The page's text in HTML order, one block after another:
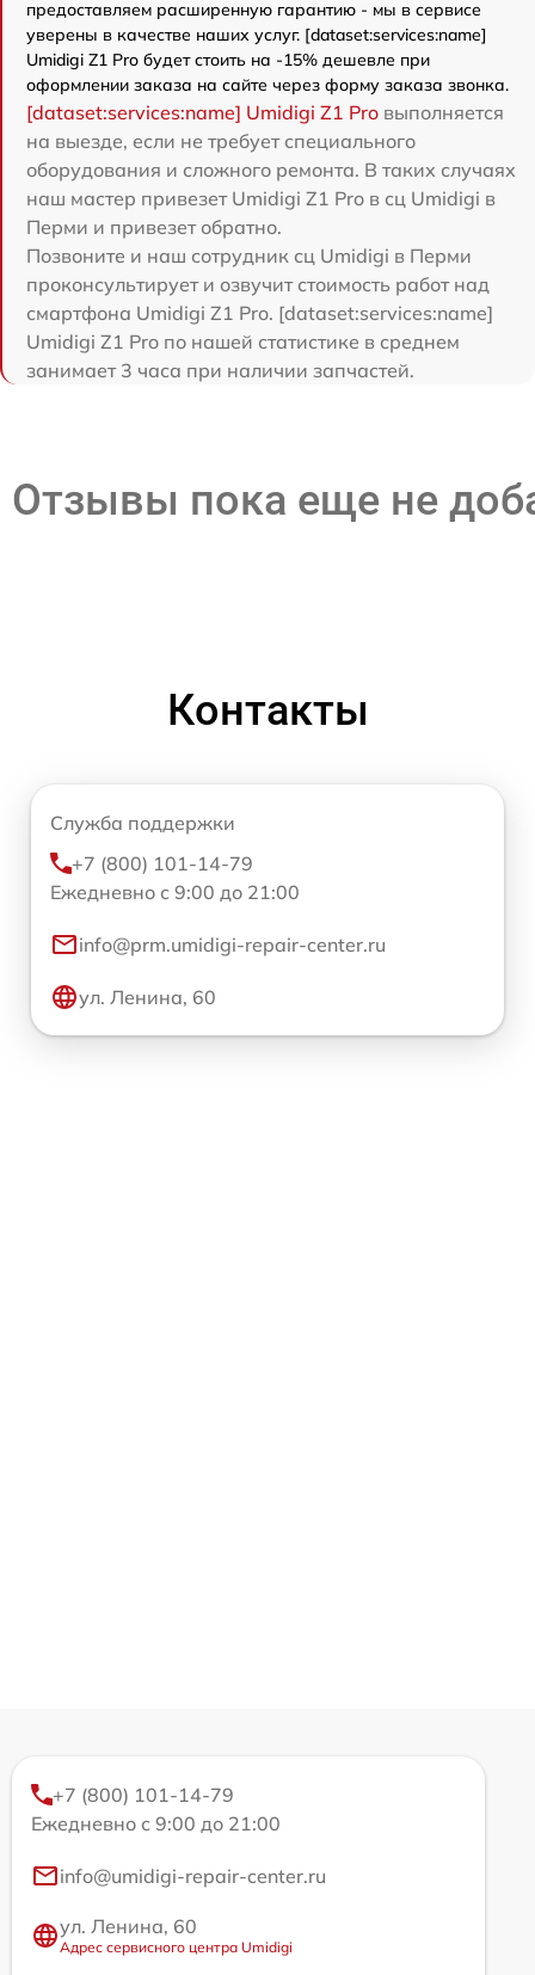
предоставляем расширенную гарантию - мы в сервисе
уверены в качестве наших услуг. [dataset:services:name]
Umidigi Z1 Pro будет стоить на -15% дешевле при
оформлении заказа на сайте через форму заказа звонка.
[dataset:services:name] Umidigi Z1 Pro выполняется
на выезде, если не требует специального
оборудования и сложного ремонта. В таких случаях
наш мастер привезет Umidigi Z1 Pro в сц Umidigi в
Перми и привезет обратно.
Позвоните и наш сотрудник сц Umidigi в Перми
проконсультирует и озвучит стоимость работ над
смартфона Umidigi Z1 Pro. [dataset:services:name]
Umidigi Z1 Pro по нашей статистике в среднем
занимает 3 часа при наличии запчастей.
Отзывы пока еще не
Контакты
Служба поддержки
+7 (800) 101-14-79
Ежедневно с 9:00 до 21:00
info@prm.umidigi-repair-center.ru
ул. Ленина, 60
+7 (800) 101-14-79
Ежедневно с 9:00 до 21:00
info@umidigi-repair-center.ru
ул. Ленина, 60
Адрес сервисного центра Umidigi